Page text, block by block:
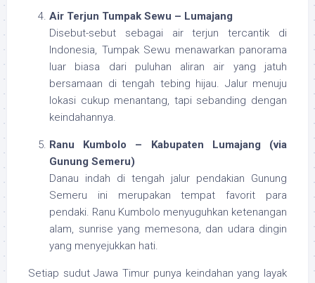
Air Terjun Tumpak Sewu – Lumajang
Disebut-sebut sebagai air terjun tercantik di
Indonesia, Tumpak Sewu menawarkan panorama
luar biasa dari puluhan aliran air yang jatuh
bersamaan di tengah tebing hijau. Jalur menuju
lokasi cukup menantang, tapi sebanding dengan
keindahannya.
Ranu Kumbolo – Kabupaten Lumajang (via
Gunung Semeru)
Danau indah di tengah jalur pendakian Gunung
Semeru ini merupakan tempat favorit para
pendaki. Ranu Kumbolo menyuguhkan ketenangan
alam, sunrise yang memesona, dan udara dingin
yang menyejukkan hati.
Setiap sudut Jawa Timur punya keindahan yang layak